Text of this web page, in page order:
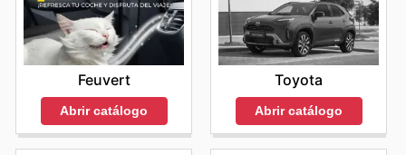
Feuvert
Abrir catálogo
Toyota
Abrir catálogo